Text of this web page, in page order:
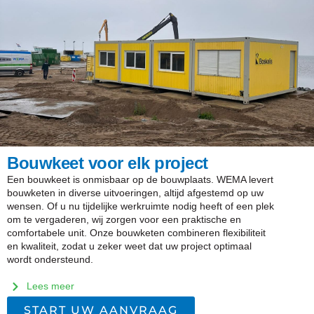
Bouwkeet voor elk project
Een bouwkeet is onmisbaar op de bouwplaats. WEMA levert
bouwketen in diverse uitvoeringen, altijd afgestemd op uw
wensen. Of u nu tijdelijke werkruimte nodig heeft of een plek
om te vergaderen, wij zorgen voor een praktische en
comfortabele unit. Onze bouwketen combineren flexibiliteit
en kwaliteit, zodat u zeker weet dat uw project optimaal
wordt ondersteund.
Lees meer
START UW AANVRAAG